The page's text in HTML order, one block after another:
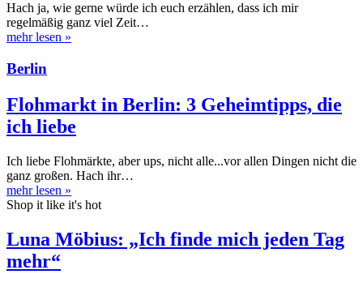
Hach ja, wie gerne würde ich euch erzählen, dass ich mir
regelmäßig ganz viel Zeit…
mehr lesen »
Berlin
Flohmarkt in Berlin: 3 Geheimtipps, die
ich liebe
Ich liebe Flohmärkte, aber ups, nicht alle...vor allen Dingen nicht die
ganz großen. Hach ihr…
mehr lesen »
Shop it like it's hot
Luna Möbius: „Ich finde mich jeden Tag
mehr“